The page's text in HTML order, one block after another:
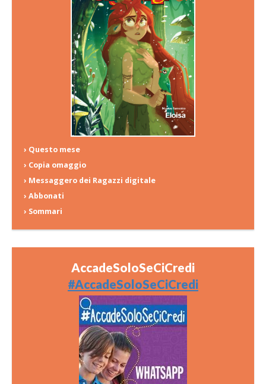
› Questo mese
› Copia omaggio
› Messaggero dei Ragazzi digitale
› Abbonati
› Sommari
AccadeSoloSeCiCredi
#AccadeSoloSeCiCredi